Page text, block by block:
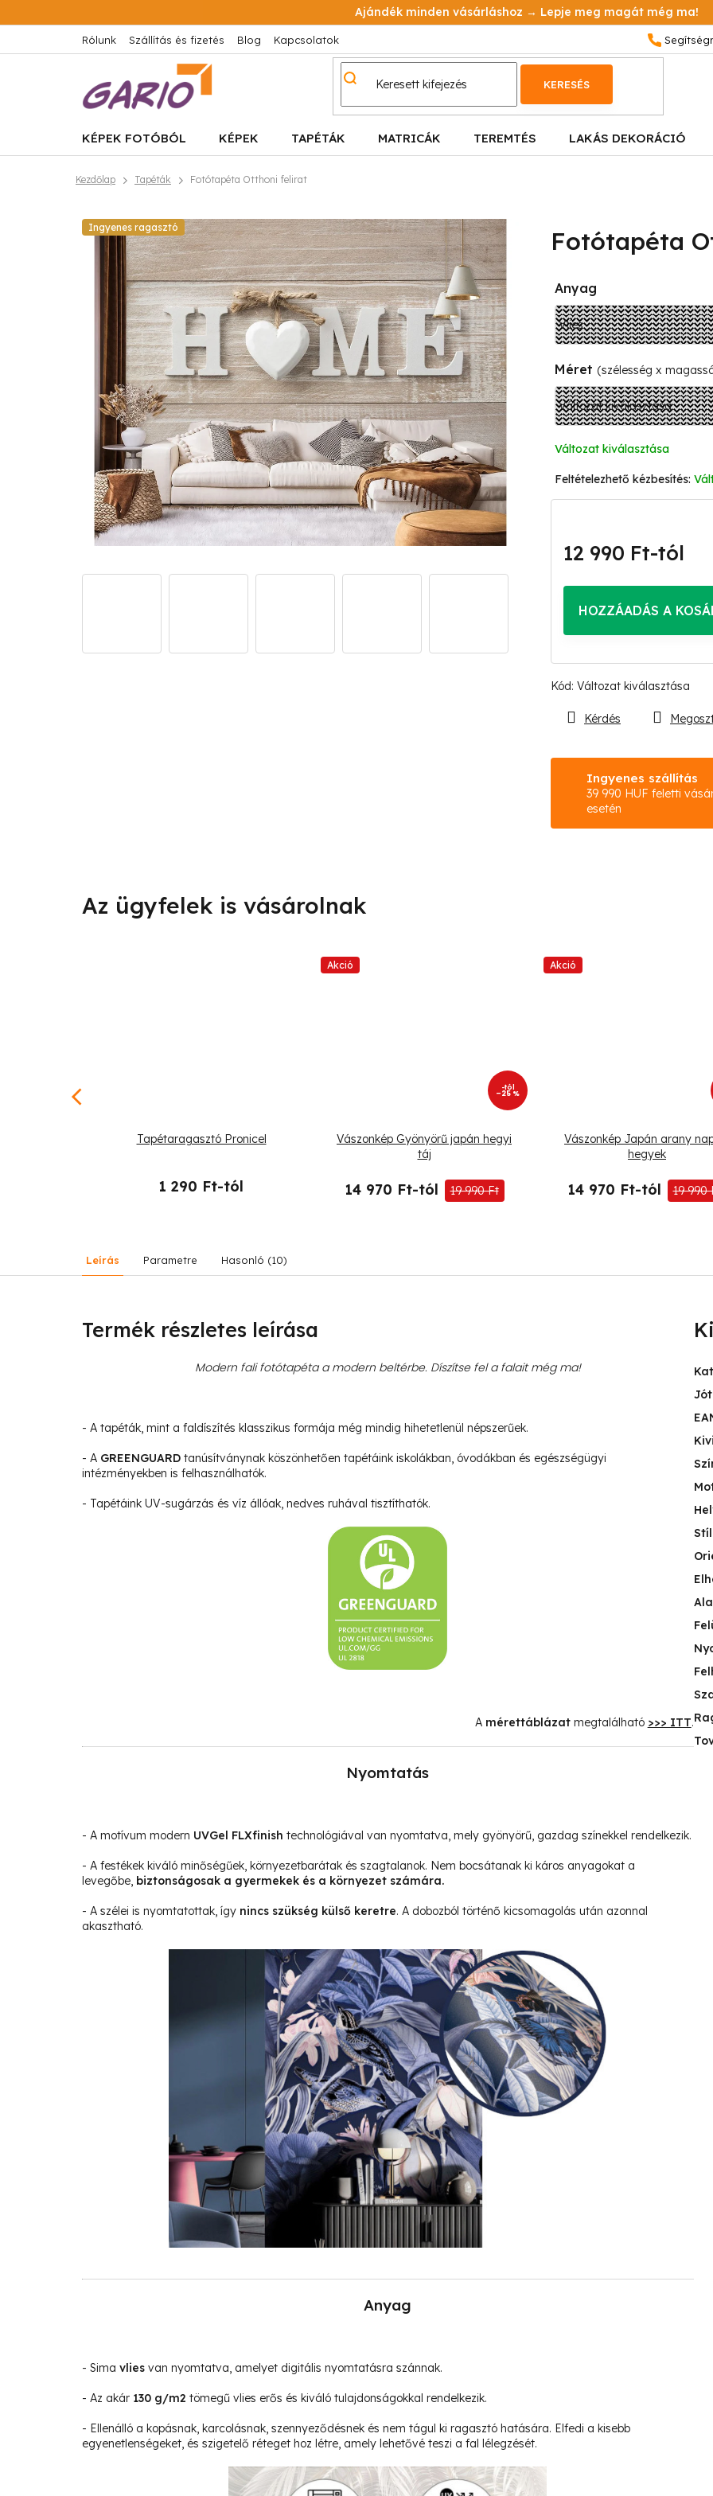
a
tartalomhoz
Ajándék minden vásárláshoz → Lepje meg magát még ma!
Rólunk Szállítás és fizetés Blog Kapcsolatok
KERESÉS
KÉPEK FOTÓBÓL KÉPEK TAPÉTÁK MATRICÁK TEREMTÉS LAKÁS DEKORÁCIÓ
Kezdőlap Tapéták Fotótapéta Otthoni felirat
Ingyenes ragasztó Fotótapéta
Kód: Változat kiválasztása
Anyag
Méret (szélesség x
Változat kiválasztása
12 990 Ft-tól
HOZZÁADÁS A
Ingyenes szállítás
39 990 HUF feletti
esetén
Kérdés
–25 %
Tapétaragasztó Pronicel
1 290 Ft-tól
Akció
-tól
–25 %
Vászonkép Gyönyörű japán hegyi
táj
14 970 Ft-tól 19 990 Ft
Akció
Vászonkép Japán arany
hegyek
14 970 Ft-tól 19 990
Leírás Parametre Hasonló (10)
Termék részletes leírása
Modern fali fotótapéta a modern beltérbe. Díszítse fel a falait még ma!
- A tapéták, mint a faldíszítés klasszikus formája még mindig hihetetlenül népszerűek.
- A GREENGUARD tanúsítványnak köszönhetően tapétáink iskolákban, óvodákban és egészségügyi
intézményekben is felhasználhatók.
- Tapétáink UV-sugárzás és víz állóak, nedves ruhával tisztíthatók.
A mérettáblázat megtalálható >>> ITT.
Nyomtatás
- A motívum modern UVGel FLXfinish technológiával van nyomtatva, mely gyönyörű, gazdag színekkel rendelkezik.
- A festékek kiváló minőségűek, környezetbarátak és szagtalanok. Nem bocsátanak ki káros anyagokat a
levegőbe, biztonságosak a gyermekek és a környezet számára.
- A szélei is nyomtatottak, így nincs szükség külső keretre. A dobozból történő kicsomagolás után azonnal
akasztható.
Anyag
- Sima vlies van nyomtatva, amelyet digitális nyomtatásra szánnak.
- Az akár 130 g/m2 tömegű vlies erős és kiváló tulajdonságokkal rendelkezik.
- Ellenálló a kopásnak, karcolásnak, szennyeződésnek és nem tágul ki ragasztó hatására. Elfedi a kisebb
egyenetlenségeket, és szigetelő réteget hoz létre, amely lehetővé teszi a fal lélegzését.